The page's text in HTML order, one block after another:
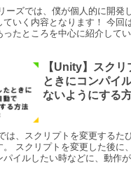
ーズでは、僕が個人的に開発
いく内容となります！ 今回
ったところを中心に紹介して
【Unity】スク
ときにコンパイ
ないようにする
は、スクリプトを変更するた
。 スクリプトを変更した後に
パイルしたい時などに、動作